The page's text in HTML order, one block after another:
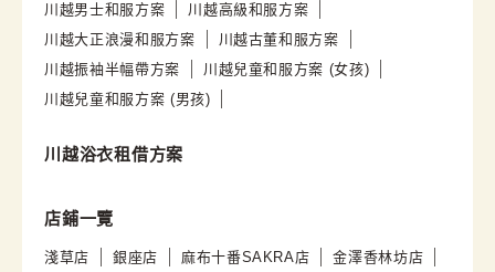
川越男士和服方案
川越高級和服方案
川越大正浪漫和服方案
川越古董和服方案
川越振袖半幅帶方案
川越兒童和服方案 (女孩)
川越兒童和服方案 (男孩)
川越浴衣租借方案
店鋪一覽
淺草店 銀座店 麻布十番SAKRA店
金澤香林坊店